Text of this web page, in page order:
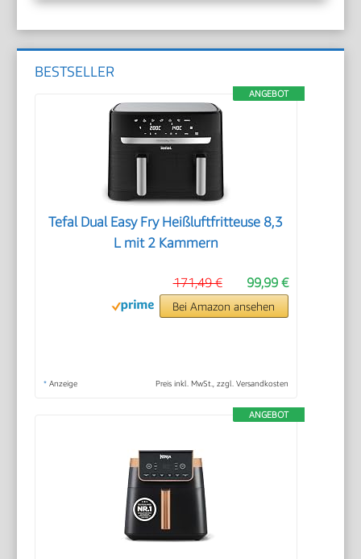
BESTSELLER
ANGEBOT
Tefal Dual Easy Fry Heißluftfritteuse 8,3
L mit 2 Kammern
99,99 €
171,49 €
Bei Amazon ansehen
* Anzeige Preis inkl. MwSt., zzgl. Versandkosten
ANGEBOT